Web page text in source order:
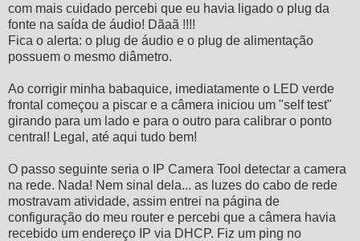
com mais cuidado percebi que eu havia ligado o plug da
fonte na saída de áudio! Dãaã !!!!
Fica o alerta: o plug de áudio e o plug de alimentação
possuem o mesmo diâmetro.
Ao corrigir minha babaquice, imediatamente o LED verde
frontal começou a piscar e a câmera iniciou um "self test"
girando para um lado e para o outro para calibrar o ponto
central! Legal, até aqui tudo bem!
O passo seguinte seria o IP Camera Tool detectar a camera
na rede. Nada! Nem sinal dela... as luzes do cabo de rede
mostravam atividade, assim entrei na página de
configuração do meu router e percebi que a câmera havia
recebido um endereço IP via DHCP. Fiz um ping no